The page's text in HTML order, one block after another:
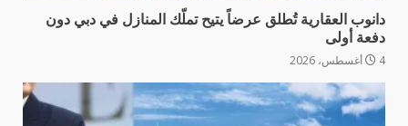
دانوب العقارية تُطلق عرضاً يتيح تملّك المنازل في دبي دون
دفعة أولى
4 أغسطس، 2026